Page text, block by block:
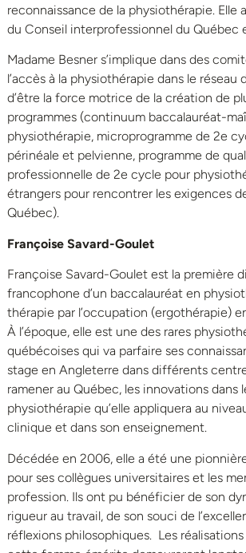
reconnaissance de la physiothérapie. Elle
du Conseil interprofessionnel du Québec
Madame Besner s’implique dans des
l’accès à la physiothérapie dans le réseau
d’être la force motrice de la création de
programmes (continuum baccalauréat-
physiothérapie, microprogramme de 2e
périnéale et pelvienne, programme de
professionnelle de 2e cycle pour
étrangers pour rencontrer les exigences
Québec).
Françoise Savard-Goulet
Françoise Savard-Goulet est la première
francophone d’un baccalauréat en
thérapie par l’occupation (ergothérapie)
À l’époque, elle est une des rares
québécoises qui va parfaire ses
stage en Angleterre dans différents
ramener au Québec, les innovations dans
physiothérapie qu’elle appliquera au
clinique et dans son enseignement.
Décédée en 2006, elle a été une
pour ses collègues universitaires et les
profession. Ils ont pu bénéficier de son
rigueur au travail, de son souci de
réflexions philosophiques. Les